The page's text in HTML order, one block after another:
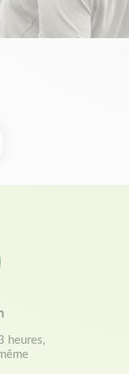
heures,